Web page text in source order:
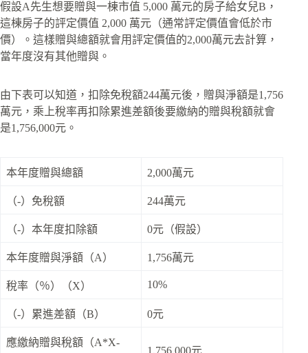
假設A先生想要贈與一棟市值 5,000 萬元的房子給女兒B，
這棟房子的評定價值 2,000 萬元（通常評定價值會低於市
價）。這樣贈與總額就會用評定價值的2,000萬元去計算，
當年度沒有其他贈與。
由下表可以知道，扣除免稅額244萬元後，贈與淨額是1,756
萬元，乘上稅率再扣除累進差額後要繳納的贈與稅額就會
是1,756,000元。
本年度贈與總額 2,000萬元
（-）免稅額 244萬元
（-）本年度扣除額 0元（假設）
本年度贈與淨額（A） 1,756萬元
稅率（％）（X） 10%
（-）累進差額（B） 0元
應繳納贈與稅額（A*X-